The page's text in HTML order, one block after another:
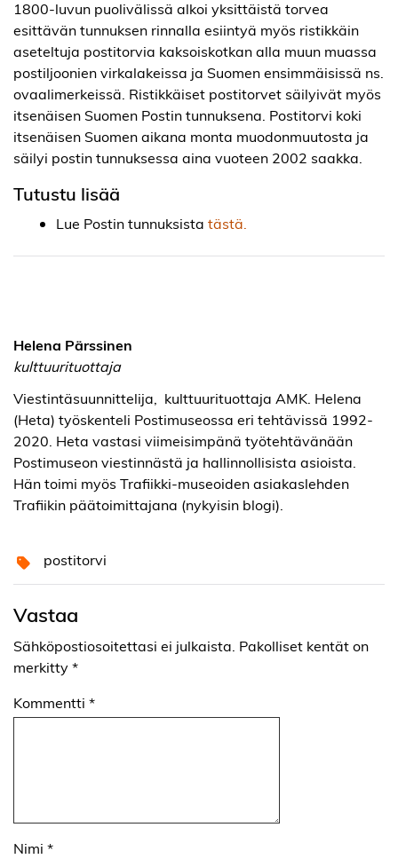
1800-luvun puolivälissä alkoi yksittäistä torvea
esittävän tunnuksen rinnalla esiintyä myös ristikkäin
aseteltuja postitorvia kaksoiskotkan alla muun muassa
postiljoonien virkalakeissa ja Suomen ensimmäisissä ns.
ovaalimerkeissä. Ristikkäiset postitorvet säilyivät myös
itsenäisen Suomen Postin tunnuksena. Postitorvi koki
itsenäisen Suomen aikana monta muodonmuutosta ja
säilyi postin tunnuksessa aina vuoteen 2002 saakka.
Tutustu lisää
Lue Postin tunnuksista tästä.
Helena Pärssinen
kulttuurituottaja
Viestintäsuunnittelija, kulttuurituottaja AMK. Helena
(Heta) työskenteli Postimuseossa eri tehtävissä 1992-
2020. Heta vastasi viimeisimpänä työtehtävänään
Postimuseon viestinnästä ja hallinnollisista asioista.
Hän toimi myös Trafiikki-museoiden asiakaslehden
Trafiikin päätoimittajana (nykyisin blogi).
postitorvi
Vastaa
Sähköpostiosoitettasi ei julkaista. Pakolliset kentät on
merkitty*
Kommentti *
Nimi *